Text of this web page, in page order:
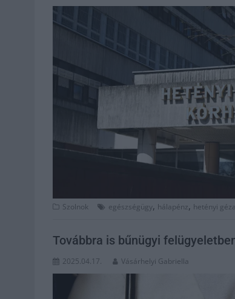
Szolnok egészségügy, hálapénz, hetényi
Továbbra is bűnügyi
2025.04.17. Vásárhelyi Gabriella